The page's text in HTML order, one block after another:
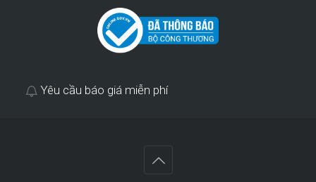
Yêu cầu báo giá miễn phí